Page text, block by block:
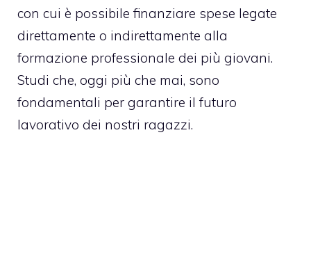
con cui è possibile finanziare spese legate
direttamente o indirettamente alla
formazione professionale dei più giovani.
Studi che, oggi più che mai, sono
fondamentali per garantire il futuro
lavorativo dei nostri ragazzi.